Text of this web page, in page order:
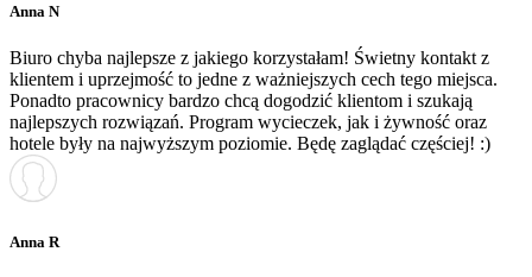
Anna N
Biuro chyba najlepsze z jakiego korzystałam! Świetny kontakt z
klientem i uprzejmość to jedne z ważniejszych cech tego miejsca.
Ponadto pracownicy bardzo chcą dogodzić klientom i szukają
najlepszych rozwiązań. Program wycieczek, jak i żywność oraz
hotele były na najwyższym poziomie. Będę zaglądać częściej! :)
Anna R